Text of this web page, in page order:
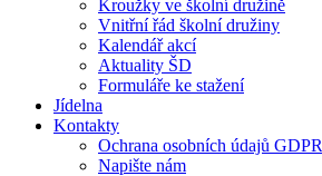
Kroužky ve školní družině
Vnitřní řád školní družiny
Kalendář akcí
Aktuality ŠD
Formuláře ke stažení
Jídelna
Kontakty
Ochrana osobních údajů GDPR
Napište nám